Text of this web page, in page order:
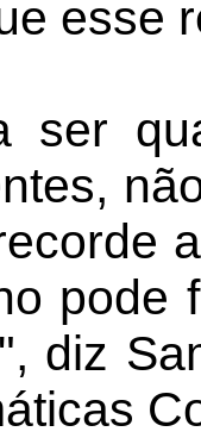
esse
ser
pode
diz